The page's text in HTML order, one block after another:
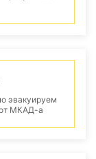
эвакуируем
МКАД-а